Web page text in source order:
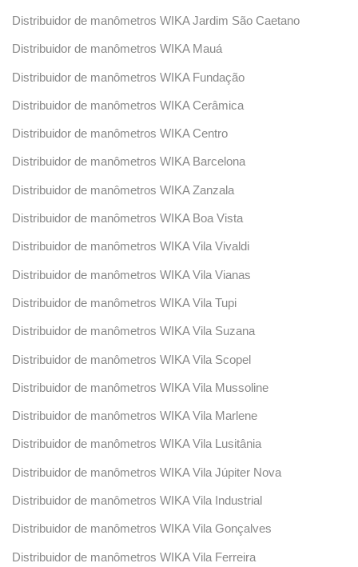
Distribuidor de manômetros WIKA Jardim São Caetano
Distribuidor de manômetros WIKA Mauá
Distribuidor de manômetros WIKA Fundação
Distribuidor de manômetros WIKA Cerâmica
Distribuidor de manômetros WIKA Centro
Distribuidor de manômetros WIKA Barcelona
Distribuidor de manômetros WIKA Zanzala
Distribuidor de manômetros WIKA Boa Vista
Distribuidor de manômetros WIKA Vila Vivaldi
Distribuidor de manômetros WIKA Vila Vianas
Distribuidor de manômetros WIKA Vila Tupi
Distribuidor de manômetros WIKA Vila Suzana
Distribuidor de manômetros WIKA Vila Scopel
Distribuidor de manômetros WIKA Vila Mussoline
Distribuidor de manômetros WIKA Vila Marlene
Distribuidor de manômetros WIKA Vila Lusitânia
Distribuidor de manômetros WIKA Vila Júpiter Nova
Distribuidor de manômetros WIKA Vila Industrial
Distribuidor de manômetros WIKA Vila Gonçalves
Distribuidor de manômetros WIKA Vila Ferreira